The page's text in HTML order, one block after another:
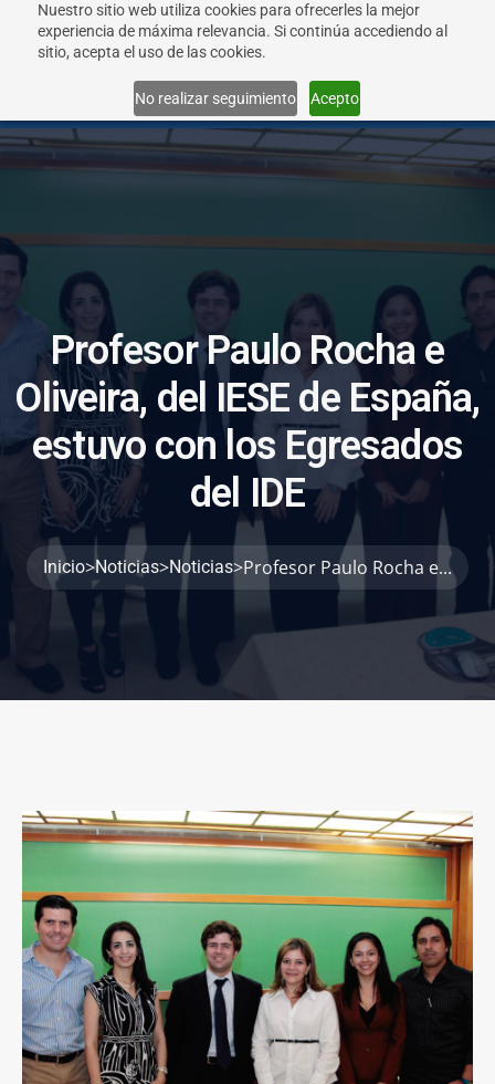
Nuestro sitio web utiliza cookies para ofrecerles la mejor
experiencia de máxima relevancia. Si continúa accediendo al
sitio, acepta el uso de las cookies.
No realizar seguimiento Acepto
ProfesorPau o Rocha e
O iveira, del IESE de España,
estuvo con los Egresados
de IDE
Inicio>Noticias>Noticias>Profesor Paulo Rocha e...